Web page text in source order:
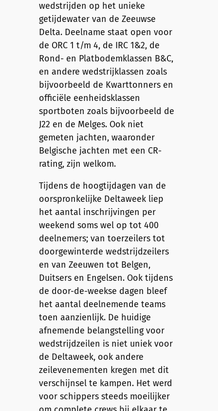
wedstrijden op het unieke
getijdewater van de Zeeuwse
Delta. Deelname staat open voor
de ORC 1 t/m 4, de IRC 1&2, de
Rond- en Platbodemklassen B&C,
en andere wedstrijklassen zoals
bijvoorbeeld de Kwarttonners en
officiële eenheidsklassen
sportboten zoals bijvoorbeeld de
J22 en de Melges. Ook niet
gemeten jachten, waaronder
Belgische jachten met een CR-
rating, zijn welkom.
Tijdens de hoogtijdagen van de
oorspronkelijke Deltaweek liep
het aantal inschrijvingen per
weekend soms wel op tot 400
deelnemers; van toerzeilers tot
doorgewinterde wedstrijdzeilers
en van Zeeuwen tot Belgen,
Duitsers en Engelsen. Ook tijdens
de door-de-weekse dagen bleef
het aantal deelnemende teams
toen aanzienlijk. De huidige
afnemende belangstelling voor
wedstrijdzeilen is niet uniek voor
de Deltaweek, ook andere
zeilevenementen kregen met dit
verschijnsel te kampen. Het werd
voor schippers steeds moeilijker